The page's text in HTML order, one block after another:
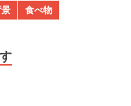
食べ物